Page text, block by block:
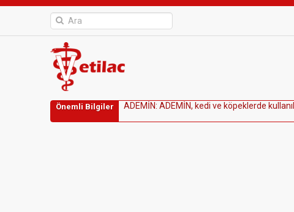
Önemli Bilgiler ADEMİN: ADEMİN, kedi ve köpekerde ku anı